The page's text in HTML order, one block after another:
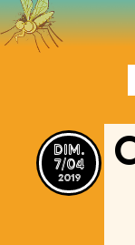
dim.
7/04
2019